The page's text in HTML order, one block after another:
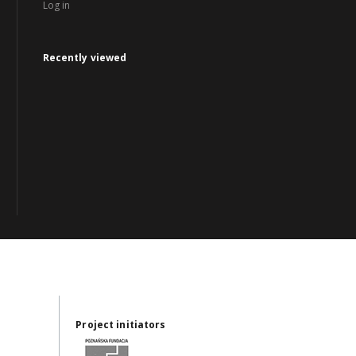
Log in
Recently viewed
Project initiators